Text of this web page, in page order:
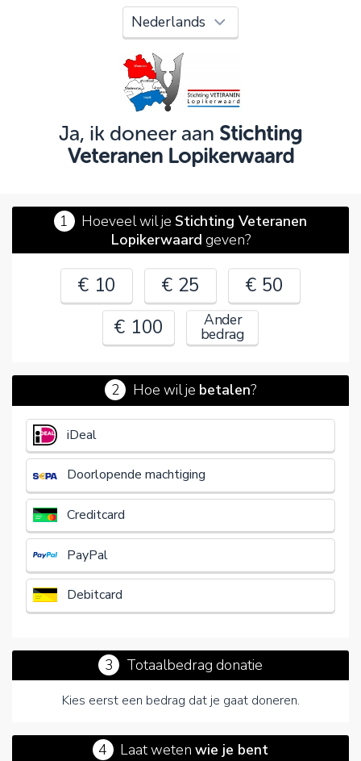
Ja, ik doneer aan Stichting
Veteranen Lopikerwaard
1 Hoeveel wil jeStichting Veteranen
Lopikerwaard geven?
€ 10 € 25
€ 50
€ 100
Ander
bedrag
€
2 Hoe wil je betalen?
iDeal
Doorlopende machtiging
Creditcard
PayPal
Debitcard
3 Totaalbedrag donatie
Kies eerst een bedrag dat je gaat doneren.
4 Laat wetenwie je bent
Oeps!
Je kunt nog niet verder vanwege:
Controleer en verbeter je invoer en probeer het
OK